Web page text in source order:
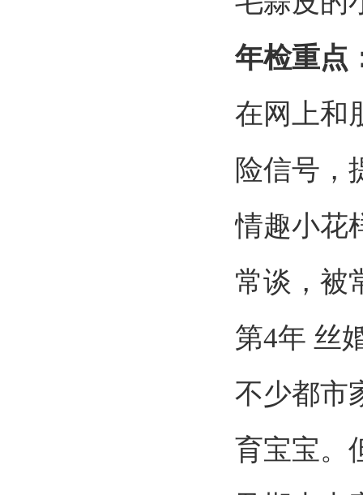
年检重点
在网上和
险信号，
情趣小花
常谈，被
第4年 丝
不少都市
育宝宝。